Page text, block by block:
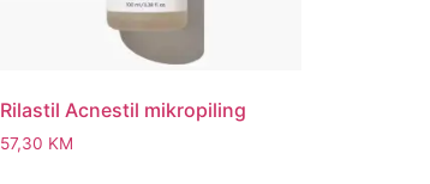
Rilastil Acnestil mikropiling
57,30 KM